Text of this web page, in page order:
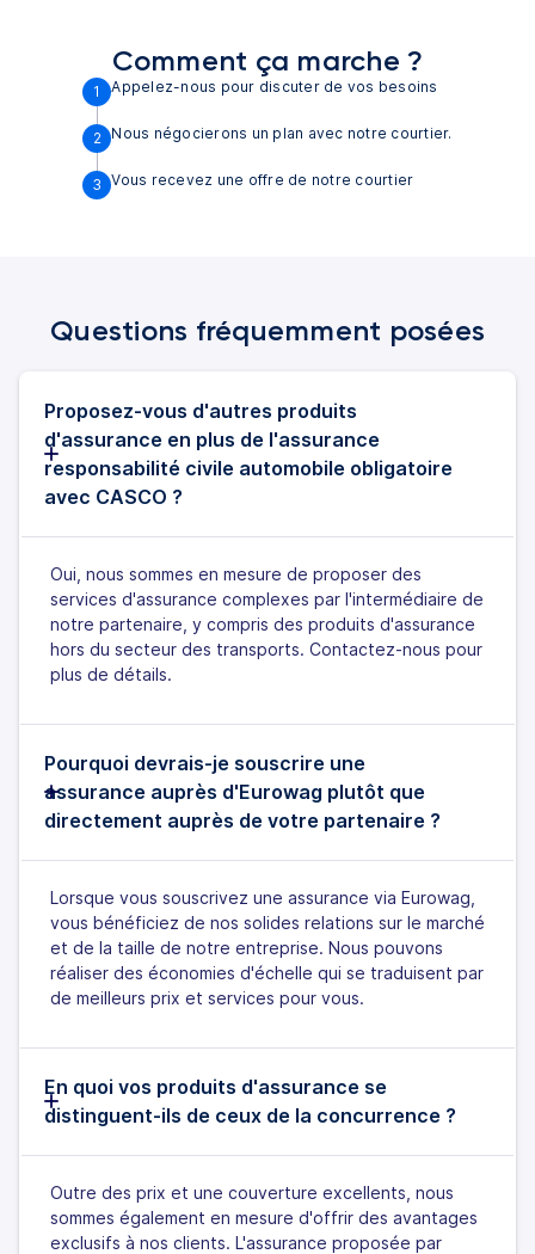
Comment ça marche ?
1 Appelez-nous pour discuter de vos besoins
2 Nous négocierons un plan avec notre courtier.
3 Vous recevez une offre de notre courtier
Questions fréquemment posées
Proposez-vous d'autres produits
d'assurance en plus de l'assurance
responsabilité civile automobile obligatoire
avec CASCO ?
Oui, nous sommes en mesure de proposer des
services d'assurance complexes par l'intermédiaire de
notre partenaire, y compris des produits d'assurance
hors du secteur des transports. Contactez-nous pour
plus de détails.
Pourquoi devrais-je souscrire une
assurance auprès d'Eurowag plutôt que
directement auprès de votre partenaire ?
Lorsque vous souscrivez une assurance via Eurowag,
vous bénéficiez de nos solides relations sur le marché
et de la taille de notre entreprise. Nous pouvons
réaliser des économies d'échelle qui se traduisent par
de meilleurs prix et services pour vous.
En quoi vos produits d'assurance se
distinguent-ils de ceux de la concurrence ?
Outre des prix et une couverture excellents, nous
sommes également en mesure d'offrir des avantages
exclusifs à nos clients. L'assurance proposée par